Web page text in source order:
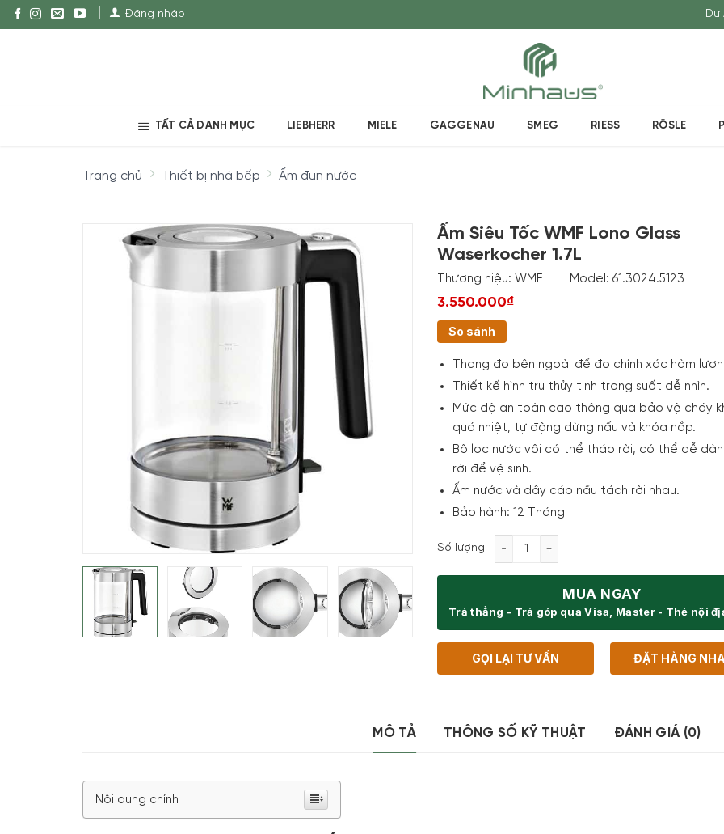
Đăng nhập Dự
TẤT CẢ DANH MỤC LIEBHERR MIELE GAGGENAU SMEG RIESS RÖSLE
Trang chủ Thiết bị nhà bếp Ấm đun nước
Ấm Siêu Tốc WMF Lono Glass
Waserkocher 1.7L
Thương hiệu: WMF Model: 61.3024.5123
3.550.000₫
So sánh
Thang đo bên ngoài để đo chính xác hàm
Thiết kế hình trụ thủy tinh trong suốt dễ nhìn.
Mức độ an toàn cao thông qua bảo vệ cháy
quá nhiệt, tự động dừng nấu và khóa nắp.
Bộ lọc nước vôi có thể tháo rời, có thể dễ
rời để vệ sinh.
Ấm nước và dây cáp nấu tách rời nhau.
Bảo hành: 12 Tháng
Số lượng: Ấm Siêu Tốc WMF Lono Glass
MUA NGAY
Trả thẳng - Trả góp qua Visa, Master - Thẻ nội
GỌI LẠI TƯ VẤN ĐẶT HÀNG
MÔ TẢ THÔNG SỐ KỸ THUẬT ĐÁNH GIÁ (0)
Nội dung chính